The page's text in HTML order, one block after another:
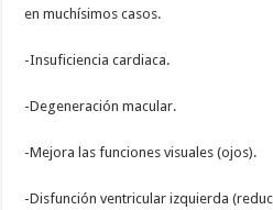
en muchísimos casos.
-Insuficiencia cardiaca.
-Degeneración macular.
-Mejora las funciones visuales (ojos).
-Disfunción ventricular izquierda